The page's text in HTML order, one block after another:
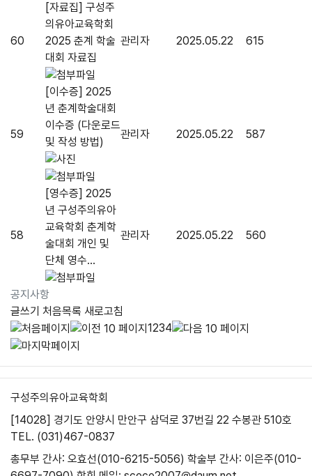
공지사항
60
[자료집] 구성주
의유아교육학회
2025 춘계 학술
대회 자료집
관리자 2025.05.22 615
59
[이수증] 2025
년 춘계학술대회
이수증 (다운로드
및 작성 방법)
관리자 2025.05.22 587
58
[영수증] 2025
년 구성주의유아
교육학회 춘계학
술대회 개인 및
단체 영수...
관리자 2025.05.22 560
글쓰기 처음목록 새로고침
1234
구성주의유아교육학회
[14028] 경기도 안양시 만안구 삼덕로 37번길 22 수봉관 510호
TEL. (031)467-0837
총무부 간사: 오효선(010-6215-5056) 학술부 간사: 이은주(010-